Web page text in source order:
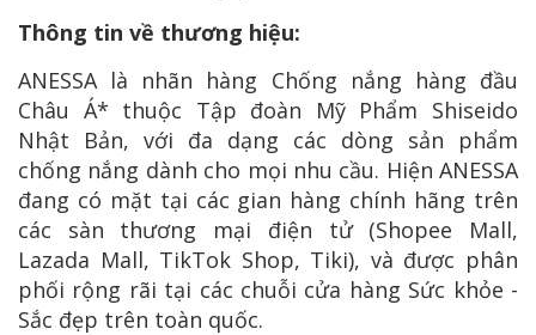
Thông tin về thương hiệu:
ANESSA là nhãn hàng Chống nắng hàng đầu
Châu Á* thuộc Tập đoàn Mỹ Phẩm Shiseido
Nhật Bản, với đa dạng các dòng sản phẩm
chống nắng dành cho mọi nhu cầu. Hiện ANESSA
đang có mặt tại các gian hàng chính hãng trên
các sàn thương mại điện tử (Shopee Mall,
Lazada Mall, TikTok Shop, Tiki), và được phân
phối rộng rãi tại các chuỗi cửa hàng Sức khỏe -
Sắc đẹp trên toàn quốc.